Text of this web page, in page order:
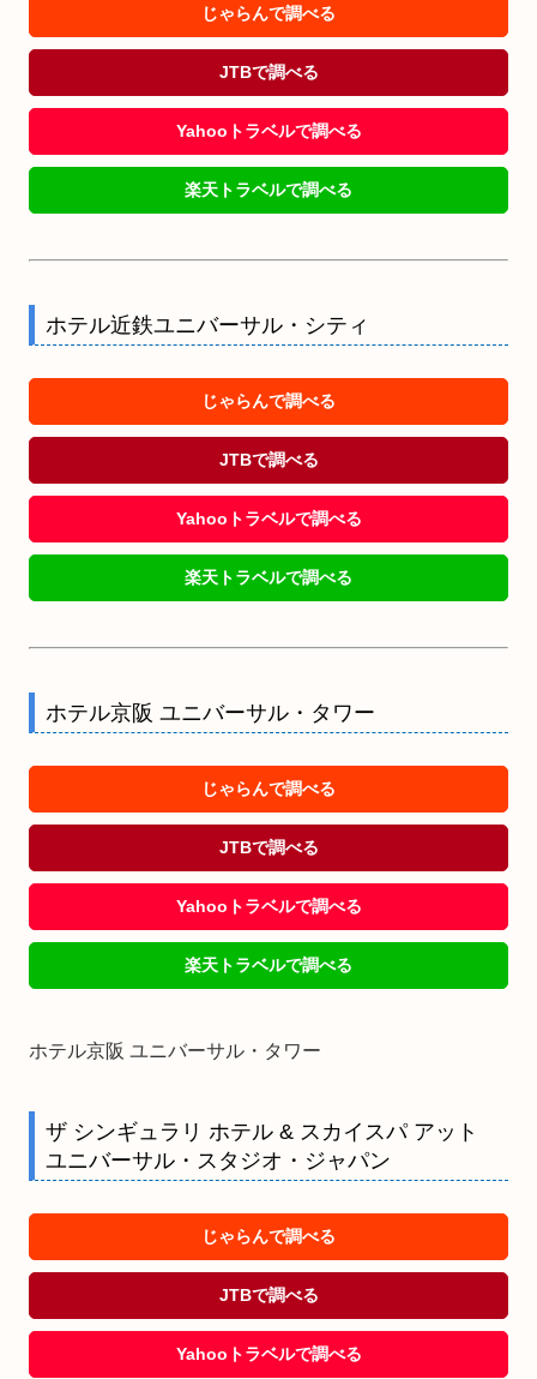
じゃらんで調べる
JTBで調べる
Yahooトラベルで調べる
楽天トラベルで調べる
ホテル近鉄ユニバーサル・シティ
じゃらんで調べる
JTBで調べる
Yahooトラベルで調べる
楽天トラベルで調べる
ホテル京阪 ユニバーサル・タワー
じゃらんで調べる
JTBで調べる
Yahooトラベルで調べる
楽天トラベルで調べる
ホテル京阪 ユニバーサル・タワー
ザ シンギュラリ ホテル & スカイスパ アット
ユニバーサル・スタジオ・ジャパン
じゃらんで調べる
JTBで調べる
Yahooトラベルで調べる